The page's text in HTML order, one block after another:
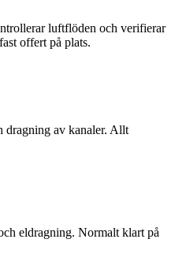
luftflöden och verifierar
offert på plats.
dragning av kanaler. Allt
eldragning. Normalt klart på